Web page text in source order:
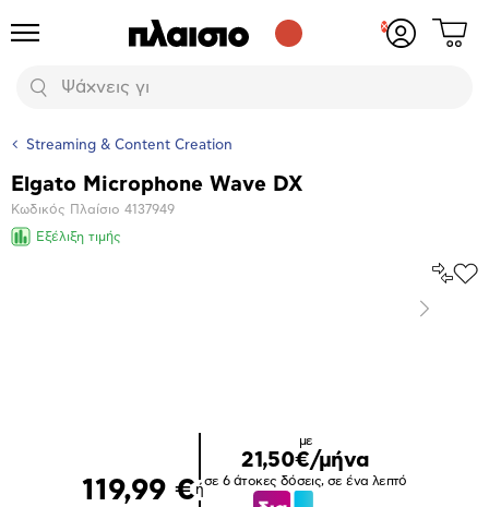
Προϊόντα
Αναζήτηση
Δες
Streaming & Content Creation
Βασικά
χαρακτηριστικά
Elgato Microphone Wave DX
Κωδικός Πλαίσιο 4137949
Εξέλιξη τιμής
Επόμενο
119,99 €ή
με
21,50€/μήνα
σε 6 άτοκες δόσεις, σε ένα λεπτό